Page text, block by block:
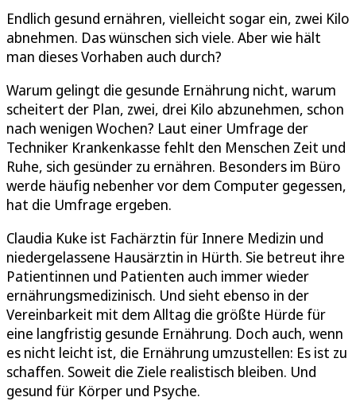
Endlich gesund ernähren, vielleicht sogar ein, zwei Kilo
abnehmen. Das wünschen sich viele. Aber wie hält
man dieses Vorhaben auch durch?
Warum gelingt die gesunde Ernährung nicht, warum
scheitert der Plan, zwei, drei Kilo abzunehmen, schon
nach wenigen Wochen? Laut einer Umfrage der
Techniker Krankenkasse fehlt den Menschen Zeit und
Ruhe, sich gesünder zu ernähren. Besonders im Büro
werde häufig nebenher vor dem Computer gegessen,
hat die Umfrage ergeben.
Claudia Kuke ist Fachärztin für Innere Medizin und
niedergelassene Hausärztin in Hürth. Sie betreut ihre
Patientinnen und Patienten auch immer wieder
ernährungsmedizinisch. Und sieht ebenso in der
Vereinbarkeit mit dem Alltag die größte Hürde für
eine langfristig gesunde Ernährung. Doch auch, wenn
es nicht leicht ist, die Ernährung umzustellen: Es ist zu
schaffen. Soweit die Ziele realistisch bleiben. Und
gesund für Körper und Psyche.